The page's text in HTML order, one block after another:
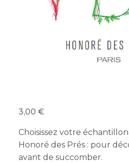
3,00
Choisissez votre
Honoré des Prés : pour
avant de succomber.